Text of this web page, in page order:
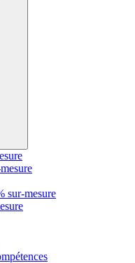
sur-mesure